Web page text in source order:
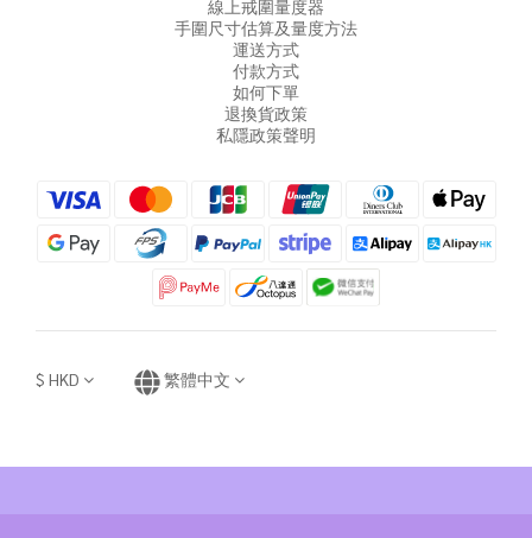
線上戒圍量度器
手圍尺寸估算及量度方法
運送方式
付款方式
如何下單
退換貨政策
私隱政策聲明
$ HKD 繁體中文